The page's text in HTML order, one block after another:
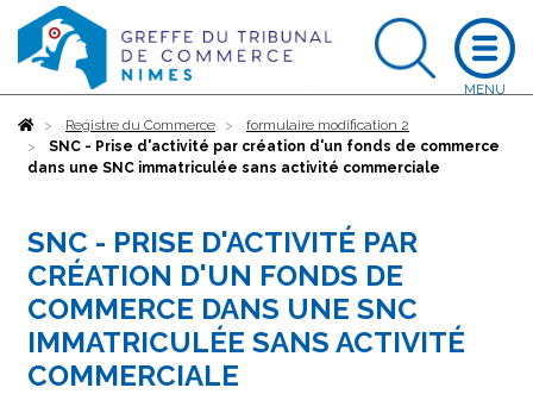
AccueilRegistre du Commerce
formulaire modification 2
SNC - Prise d'activité par création d'un fonds de commerce
dans une SNC immatriculée sans activité commerciale
SNC - PRISE D'ACTIVITÉ PAR
CRÉATION D'UN FONDS DE
COMMERCE DANS UNE SNC
IMMATRICULÉE SANS ACTIVITÉ
COMMERCIALE